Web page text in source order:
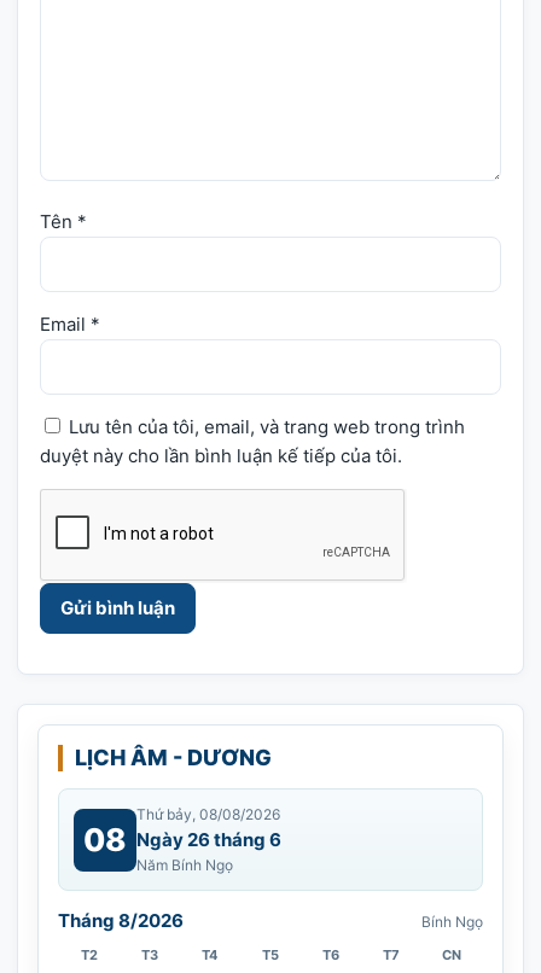
Tên *
Email *
Lưu tên của tôi, email, và trang web trong trình
duyệt này cho lần bình luận kế tiếp của tôi.
LỊCH ÂM - DƯƠNG
08
Thứ bảy, 08/08/2026
Ngày 26 tháng 6
Năm Bính Ngọ
Tháng 8/2026 Bính Ngọ
T2 T3 T4 T5 T6 T7 CN